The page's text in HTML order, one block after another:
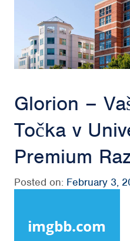
Glorion –
Točka v
Premium
Posted on: February 3,